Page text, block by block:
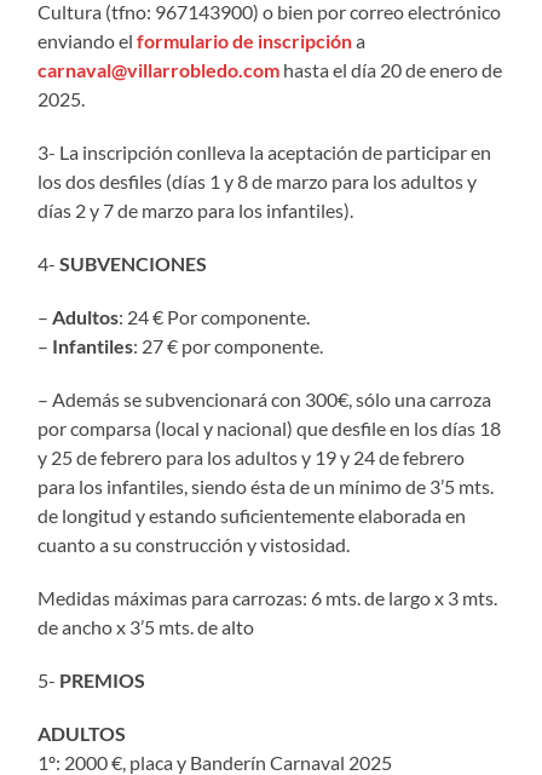
Cultura (tfno: 967143900) o bien por correo electrónico
enviando el formulario de inscripcióna
carnaval@villarrobledo.com hasta el día 20 de enero de
2025.
3- La inscripción conlleva la aceptación de participar en
los dos desfiles (días 1 y 8 de marzo para los adultos y
días 2 y 7 de marzo para los infantiles).
4-SUBVENCIONES
–Adultos: 24 € Por componente.
– Infantiles: 27 € por componente.
– Además se subvencionará con 300€, sólo una carroza
por comparsa (local y nacional) que desfile en los días 18
y 25 de febrero para los adultos y 19 y 24 de febrero
para los infantiles, siendo ésta de un mínimo de 3’5 mts.
de longitud y estando suficientemente elaborada en
cuanto a su construcción y vistosidad.
Medidas máximas para carrozas: 6 mts. de largo x 3 mts.
de ancho x 3’5 mts. de alto
5- PREMIOS
ADULTOS
1º: 2000 €, placa y Banderín Carnaval 2025